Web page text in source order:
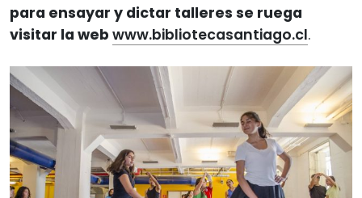
para ensayar y dictar talleres se ruega
visitar la web www.bibliotecasantiago.cl.